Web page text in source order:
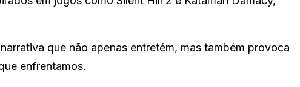
que não apenas entretém, mas também provoca
enfrentamos.